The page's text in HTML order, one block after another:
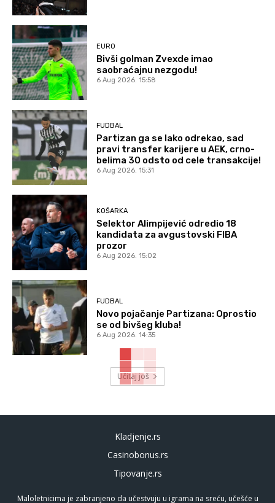
EURO
Bivši golman Zvexde imao
saobraćajnu nezgodu!
6 Aug 2026. 15:58
FUDBAL
Partizan ga se lako odrekao, sad
pravi transfer karijere u AEK, crno-
belima 30 odsto od cele transakcije!
6 Aug 2026. 15:31
KOŠARKA
Selektor Alimpijević odredio 18
kandidata za avgustovski FIBA
prozor
6 Aug 2026. 15:02
FUDBAL
Novo pojačanje Partizana: Oprostio
se od bivšeg kluba!
6 Aug 2026. 14:35
Učitaj još
Kladjenje.rs
Casinobonus.rs
Tipovanje.rs
Maloletnicima je zabranjeno da učestvuju u igrama na sreću, učešće u